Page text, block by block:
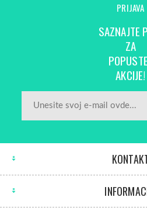
PRIJAVA
SAZNAJTE
ZA
AKCIJE!